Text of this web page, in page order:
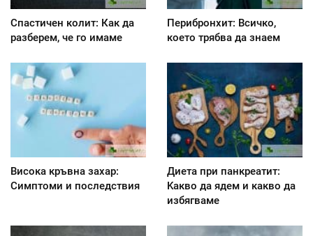
Спастичен колит: Как да
разберем, че го имаме
Перибронхит: Всичко,
което трябва да знаем
Висока кръвна захар:
Симптоми и последствия
Диета при панкреатит:
Kакво да ядем и какво да
избягваме